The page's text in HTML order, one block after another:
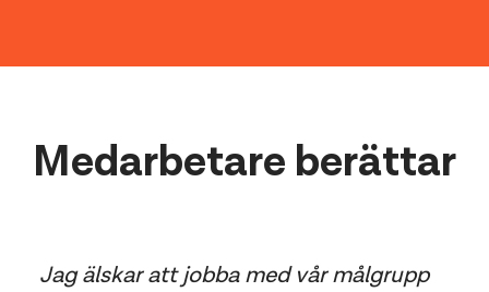
Medarbetare berättar
Jag älskar att jobba med vår målgrupp